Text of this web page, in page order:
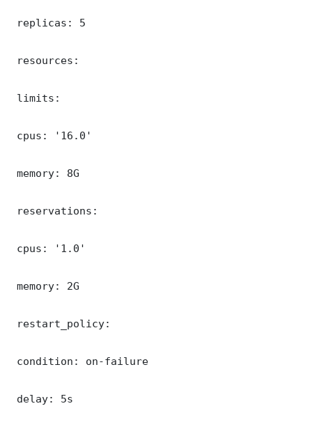
replicas: 5
resources:
limits:
cpus: '16.0'
memory: 8G
reservations:
cpus: '1.0'
memory: 2G
restart_policy:
condition: on-failure
delay: 5s